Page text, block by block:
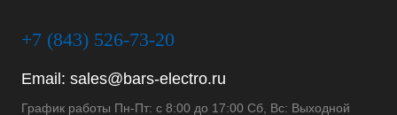
+7 (843) 526-73-20
Email: sales@bars-electro.ru
График работы Пн-Пт: с 8:00 до 17:00 Сб, Вс: Выходной